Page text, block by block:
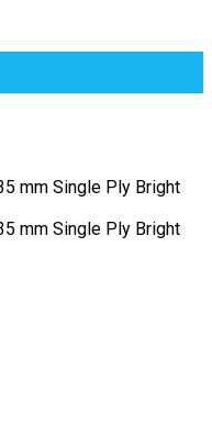
mm Single Ply Bright
mm Single Ply Bright